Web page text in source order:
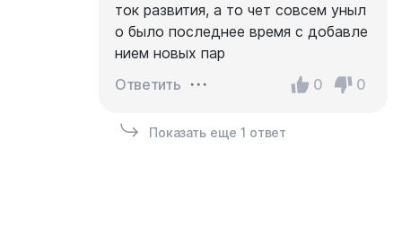
ток развития, а то чет совсем уныл
о было последнее время с добавле
нием новых пар
Ответить
0 0
Показать еще 1 ответ